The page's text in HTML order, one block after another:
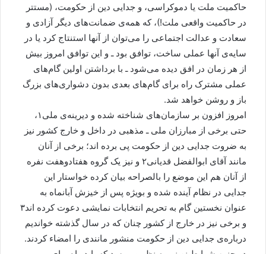
حاکمیت ملت یا دموکراسی، و جدایی دین از حکومت، (مستتر
در حاکمیت واقعی ملت!)، که همه‌ی ضمانت‌های دیگر آزادی و
سعادت و عدالت اجتماعی را می‌توان از آنها استنتاج کرد یا در
سایه‌ی آنها عملی ساخت، توافق بود ـ و این توافق امروز بیش
از هر زمان در افق دیده می‌شود ـ با برداشتن اولین گام‌های
عملی مشترک راه برای گام‌های بعدی بدون دشواری‌های بزرگ
باز و روشن خواهد شد.
امروز افزون بر سازمان‌های شناخته شده و دیرینه‌ی ملی۱،
حتی برخی از مبارزان ملی ـ مذهبی در داخل و خارج کشور نیز
به ضروت جدایی دین از حکومت پی برده اند؛ برخی از آنان
مانند آقای ابوالفضل قدیانی۲ و نیز یک گروه هفتادوهفت نفره
از آنان هم این موضع را بالصراحه بیان کرده خواستار این
جدایی در نظام آینده شده و بویژه پس از خیزش آبانماه به
عنوان نخستین گام به تحریم انتخابات نمایشی دعوت کرده اند۳
و برخی نیز در خارج از کشور چنان که در سال گذشته خواندیم
درباره‌ی جدایی دین از حکومت منشور مانندی را امضاء کردند.